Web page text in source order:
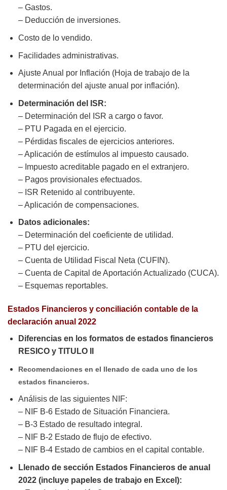
– Gastos.
– Deducción de inversiones.
Costo de lo vendido.
Facilidades administrativas.
Ajuste Anual por Inflación (Hoja de trabajo de la
determinación del ajuste anual por inflación).
Determinación del ISR:
– Determinación del ISR a cargo o favor.
– PTU Pagada en el ejercicio.
– Pérdidas fiscales de ejercicios anteriores.
– Aplicación de estímulos al impuesto causado.
– Impuesto acreditable pagado en el extranjero.
– Pagos provisionales efectuados.
– ISR Retenido al contribuyente.
– Aplicación de compensaciones.
Datos adicionales:
– Determinación del coeficiente de utilidad.
– PTU del ejercicio.
– Cuenta de Utilidad Fiscal Neta (CUFIN).
– Cuenta de Capital de Aportación Actualizado (CUCA).
– Esquemas reportables.
Estados Financieros y conciliación contable de la
declaración anual 2022
Diferencias en los formatos de estados financieros
RESICO y TITULO II
Recomendaciones en el llenado de cada uno de los
estados financieros.
Análisis de las siguientes NIF:
– NIF B-6 Estado de Situación Financiera.
– B-3 Estado de resultado integral.
– NIF B-2 Estado de flujo de efectivo.
– NIF B-4 Estado de cambios en el capital contable.
Llenado de sección Estados Financieros de anual
2022 (incluye papeles de trabajo en Excel):